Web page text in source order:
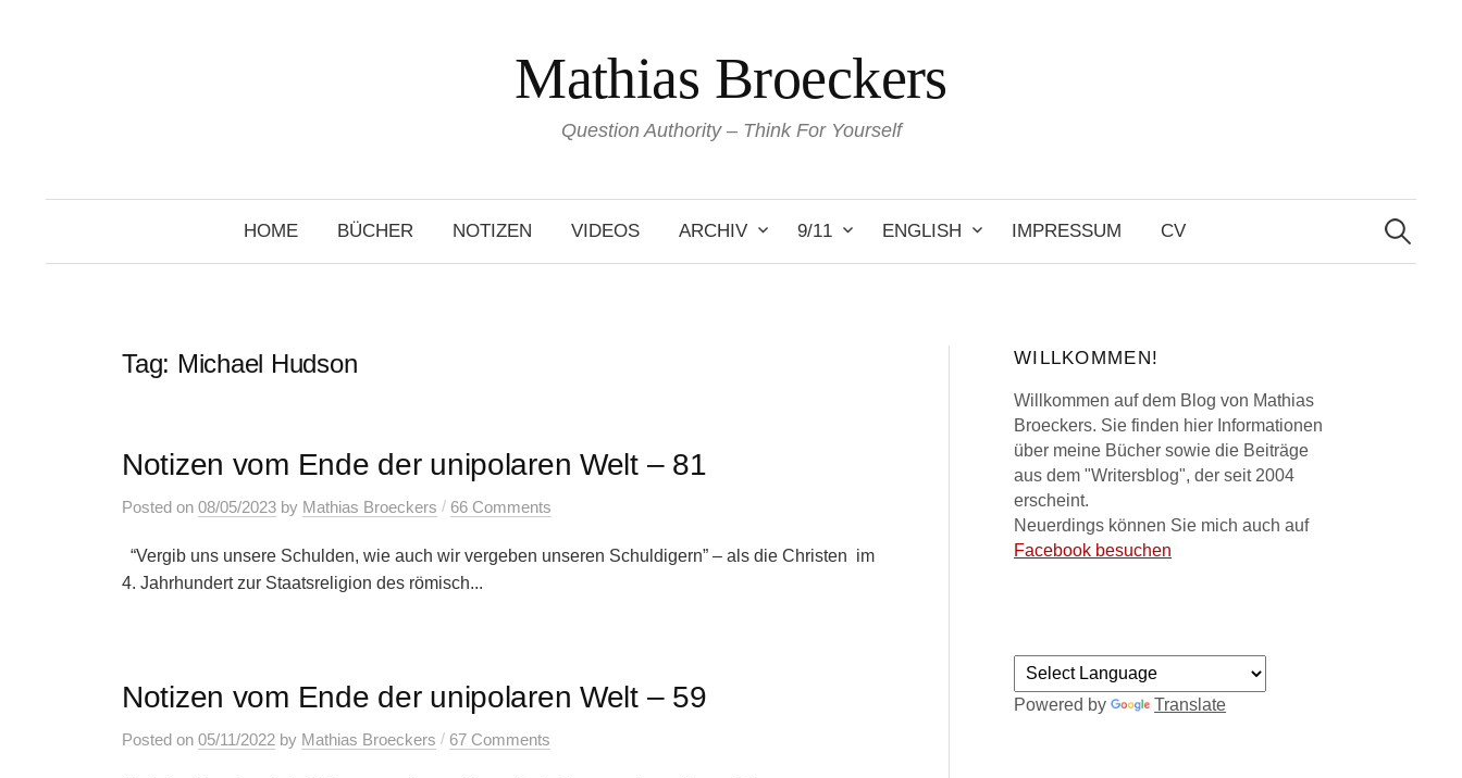
Mathias Broeckers
Question Authority – Think For Yourself
HOME BÜCHER NOTIZEN VIDEOS ARCHIV 9/11 ENGLISH IMPRESSUM CV
Search
for:
Tag: Michael Hudson
Notizen vom Ende der unipolaren Welt – 81
Posted on 08/05/2023 by Mathias Broeckers / 66 Comments
“Vergib uns unsere Schulden, wie auch wir vergeben unseren Schuldigern” – als die Christen im
4. Jahrhundert zur Staatsreligion des römisch...
Notizen vom Ende der unipolaren Welt – 59
Posted on 05/11/2022 by Mathias Broeckers / 67 Comments
WILLKOMMEN!
Willkommen auf dem Blog von Mathias
Broeckers. Sie finden hier Informationen
über meine Bücher sowie die Beiträge
aus dem "Writersblog", der seit 2004
erscheint.
Neuerdings können Sie mich auch auf
Facebook besuchen
Powered by Translate